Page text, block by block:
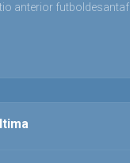
anterior